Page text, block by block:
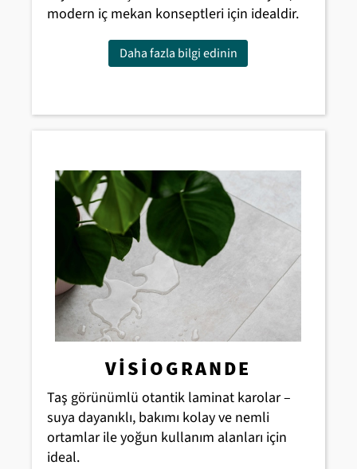
modern iç mekan konseptleri için idealdir.
Daha fazla bilgi edinin
VISIOGRANDE
Taş görünümlü otantik laminat karolar –
suya dayanıklı, bakımı kolay ve nemli
ortamlar ile yoğun kullanım alanları için
ideal.